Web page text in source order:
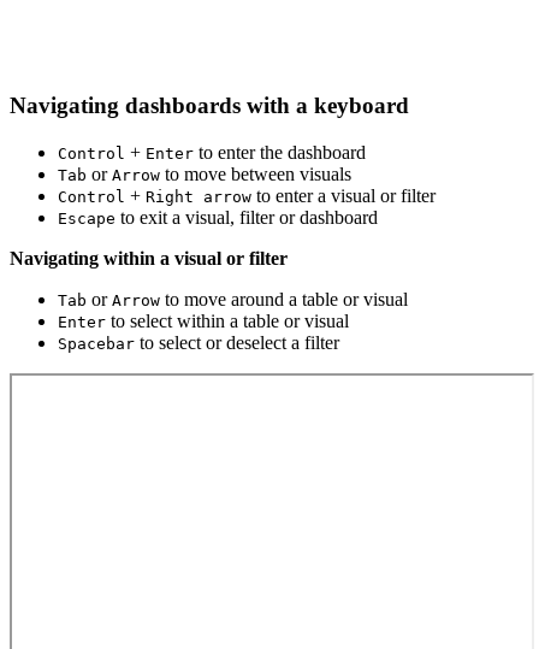
Navigating dashboards with a keyboard
Control + Enter to enter the dashboard
Tab or Arrow to move between visuals
Control + Right arrow to enter a visual or filter
Escape to exit a visual, filter or dashboard
Navigating within a visual or filter
Tab or Arrow to move around a table or visual
Enter to select within a table or visual
Spacebar to select or deselect a filter